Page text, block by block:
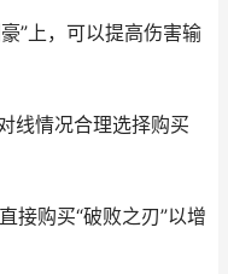
”上，可以提高伤害输
线情况合理选择购买
接购买“破败之刃”以增